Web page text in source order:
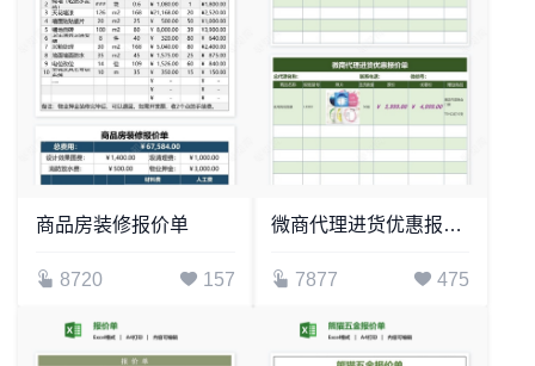
商品房装修报价单
8720 157
微商代理进货优惠报价单
7877 475